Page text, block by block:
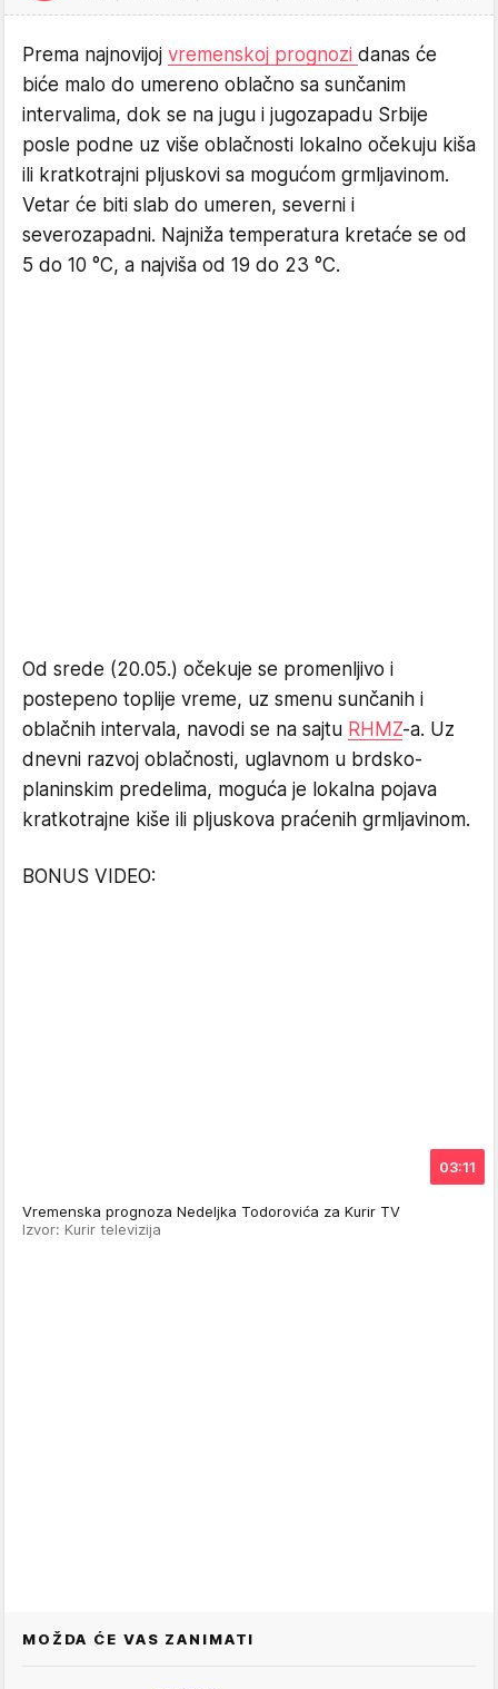
Prema najnovijoj vremenskoj prognozi danas će
biće malo do umereno oblačno sa sunčanim
intervalima, dok se na jugu i jugozapadu Srbije
posle podne uz više oblačnosti lokalno očekuju kiša
ili kratkotrajni pljuskovi sa mogućom grmljavinom.
Vetar će biti slab do umeren, severni i
severozapadni. Najniža temperatura kretaće se od
5 do 10 °C, a najviša od 19 do 23 °C.
Od srede (20.05.) očekuje se promenljivo i
postepeno toplije vreme, uz smenu sunčanih i
oblačnih intervala, navodi se na sajtu RHMZ-a. Uz
dnevni razvoj oblačnosti, uglavnom u brdsko-
planinskim predelima, moguća je lokalna pojava
kratkotrajne kiše ili pljuskova praćenih grmljavinom.
BONUS VIDEO:
03:11
Vremenska prognoza Nedeljka Todorovića za Kurir TV
Izvor: Kurir televizija
MOŽDA ĆE VAS ZANIMATI